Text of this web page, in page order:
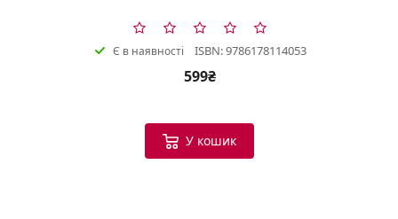
Є в наявності ISBN: 9786178114053
599₴
У кошик